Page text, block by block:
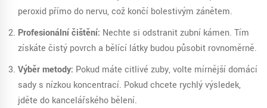
peroxid přímo do nervu, což končí bolestivým zánětem.
Profesionální čištění: Nechte si odstranit zubní kámen. Tím
získáte čistý povrch a bělící látky budou působit rovnoměrně.
Výběr metody: Pokud máte citlivé zuby, volte mírnější domácí
sady s nízkou koncentrací. Pokud chcete rychlý výsledek,
jděte do kancelářského bělení.